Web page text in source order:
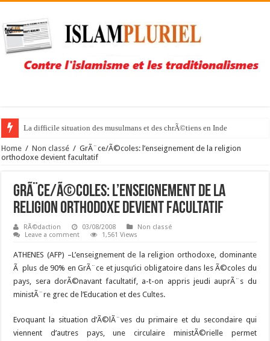
La difficile situation des musulmans et des chrÃ©tiens en Inde
Home / Non classé / GrÃ¨ce/Ã©coles: l’enseignement de la religion
orthodoxe devient facultatif
GrÃ¨ce/Ã©coles: l’enseignement de la
religion orthodoxe devient facultatif
RÃ©daction 03/08/2008
Non classé
Leave a comment
1,561 Views
ATHENES (AFP) –L’enseignement de la religion orthodoxe, dominante
Ã plus de 90% en GrÃ¨ce et jusqu’ici obligatoire dans les Ã©coles du
pays, sera dorÃ©navant facultatif, a-t-on appris jeudi auprÃ¨s du
ministÃ¨re grec de l’Education et des Cultes.
Evoquant la situation d’Ã©lÃ¨ves du primaire et du secondaire qui
viennent d’autres pays, une circulaire ministÃ©rielle permet